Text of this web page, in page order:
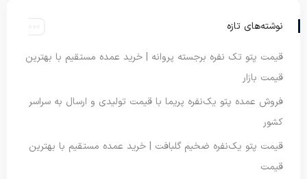
نوشته‌های تازه
قیمت پتو تک نفره برجسته پروانه | خرید عمده مستقیم با بهترین
قیمت بازار
فروش عمده پتو یک‌نفره پریما با قیمت تولیدی و ارسال به سراسر
کشور
قیمت پتو یک‌نفره ضخیم گلبافت | خرید عمده مستقیم با بهترین
قیمت